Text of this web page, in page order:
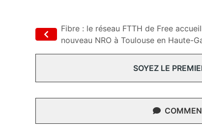
Fibre : le réseau FTTH de Free
nouveau NRO à Toulouse en Haute-
SOYEZ LE